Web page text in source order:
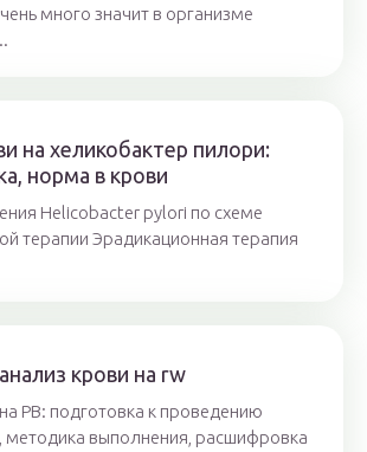
много значит в организме
на хеликобактер пилори:
норма в крови
Helicobacter pylori по схеме
терапии Эрадикационная терапия
крови на rw
РВ: подготовка к проведению
методика выполнения, расшифровка